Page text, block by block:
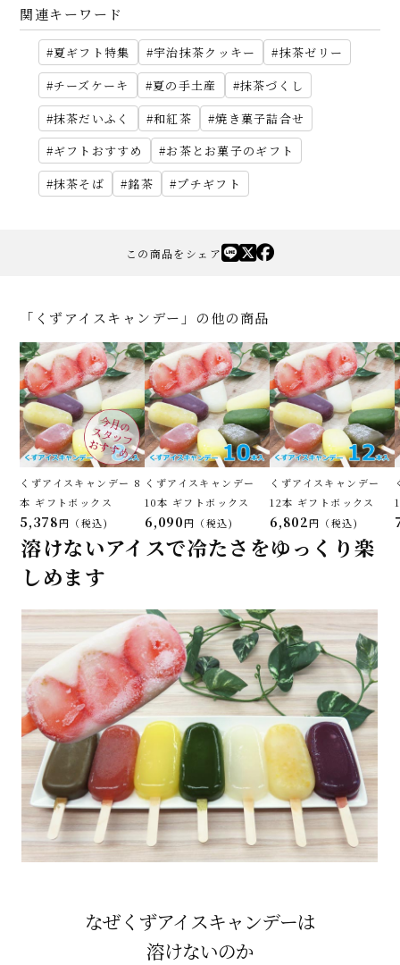
関連キーワード
夏ギフト特集 宇治抹茶クッキー
抹茶ゼリー
チーズケーキ
夏の手土産
抹茶づくし
抹茶だいふく
和紅茶
焼き菓子詰合せ
ギフトおすすめ
お茶とお菓子のギフト
抹茶そば
銘茶 プチギフト
この商品をシェア
「くずアイスキャンデー」の他の商品
くずアイスキャンデー 8
本 ギフトボックス
5,378 税込
くずアイスキャンデー
10本 ギフトボックス
6,090 税込
くずアイスキャンデー
12本 ギフトボックス
6,802 税込
溶けないアイスで冷たさをゆっくり楽
しめます
なぜくずアイスキャンデーは
溶けないのか